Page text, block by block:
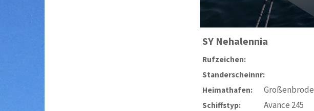
SY Nehalennia
Rufzeichen:
Standerscheinnr:
Heimathafen:
Großenbrode
Schiffstyp: Avance 245